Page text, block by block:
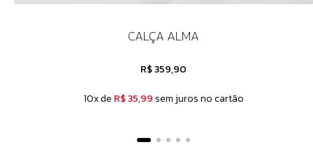
CALÇA ALMA
R$ 359,90
10x de R$ 35,99 sem juros no cartão